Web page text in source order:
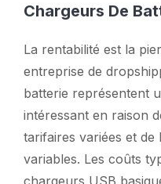
Chargeurs De
La rentabilité est la
entreprise de
batterie représentent
intéressant en raison
tarifaires variées et
variables. Les coûts
chargeurs USB